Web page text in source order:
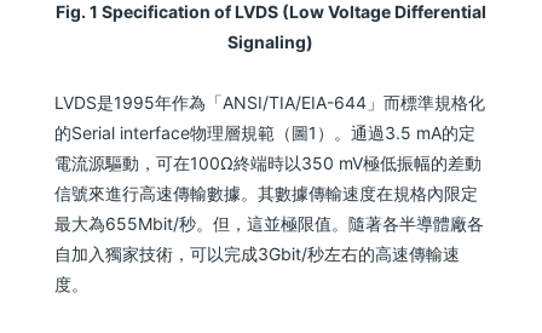
Fig. 1 Specification of LVDS (Low Voltage Differential
Signaling)
LVDS是1995年作為「ANSI/TIA/EIA-644」而標準規格化
的Serial interface物理層規範（圖1）。通過3.5 mA的定
電流源驅動，可在100Ω終端時以350 mV極低振幅的差動
信號來進行高速傳輸數據。其數據傳輸速度在規格內限定
最大為655Mbit/秒。但，這並極限值。隨著各半導體廠各
自加入獨家技術，可以完成3Gbit/秒左右的高速傳輸速
度。